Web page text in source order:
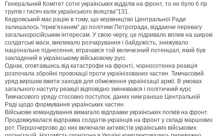
Генеральний Комітет сотні українських відділів на фронт, то не було б гір
трупів і тисяч калік українського вояцтва”131.
Кедровський має рацію в тому, що керівництво Центральної Ради
залишалось “прив’язаним” до політики Петрограда, віддаючи перевагу
загальноросійським інтересам. У свою чергу, це підривало вплив на широкі
солдатські маси, викликало розчарування і байдужість, знижувало
національне піднесення, втрачався той величезний потенціал, який був
закладений в українському військовому русі.
Однак, оговтавшись від катастрофи на фронті, чорносотенна реакція
розпочала збройні провокації проти українізованих частин. Тимчасовий
уряд вирішив вжити заходів для обмеження українізації армії. В умовах
загального наступу реакції відповідно змінювався і політичний курс
Тимчасового уряду стосовно поступок, даних ним раніше Центральній
Раді щодо формування українських частин.
Військове командування вимагало відправки українських полків на фронт.
Продовжувалася відправка солдатів-українців на фронт у складі маршових
рот. Першочергово до них включали активістів українських військових